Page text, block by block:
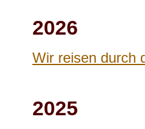
2026
Wir reisen durch
2025